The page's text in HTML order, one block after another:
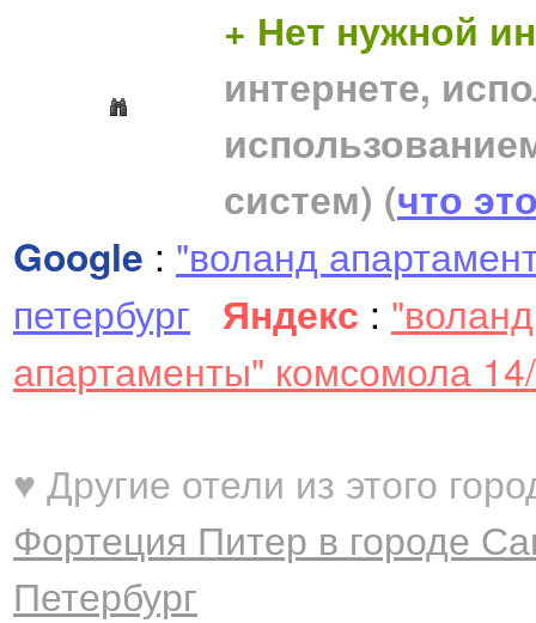
+ Нет нужной
интернете,
систем) (что
Google : "воланд
петербург
Яндекс :
апартаменты" комсомола
♥ Другие отели из этого
Фортеция Питер в городе
Петербург